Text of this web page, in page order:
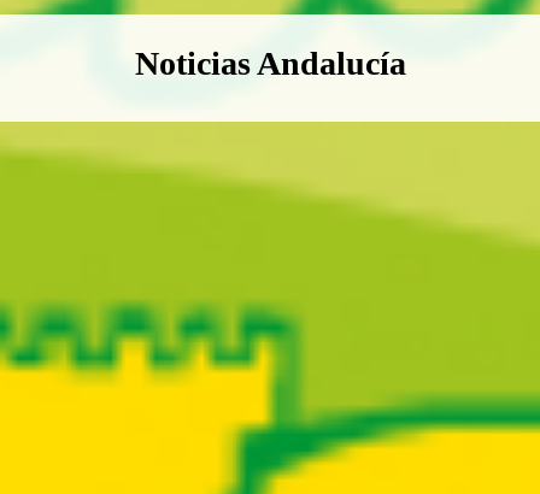
Boletín Noticias Andalucía
Noticias Andalucía